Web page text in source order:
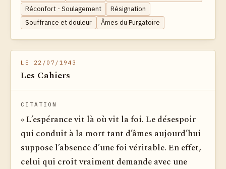
Réconfort - Soulagement
Résignation
Souffrance et douleur
Âmes du Purgatoire
LE 22/07/1943
Les Cahiers
CITATION
« L’espérance vit là où vit la foi. Le désespoir
qui conduit à la mort tant d’âmes aujourd’hui
suppose l’absence d’une foi véritable. En effet,
celui qui croit vraiment demande avec une